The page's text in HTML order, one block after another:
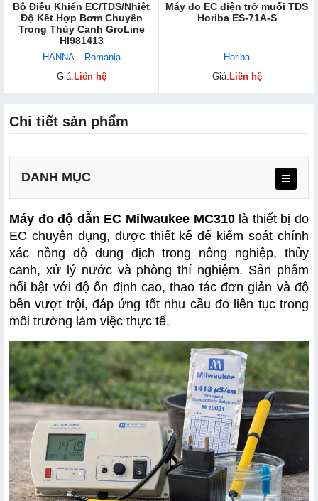
Bộ Điều Khiển EC/TDS/Nhiệt
Độ Kết Hợp Bơm Chuyên
Trong Thủy Canh GroLine
HI981413
HANNA – Romania
Giá:Liên hệ
Máy đo EC điện trở muối TDS
Horiba ES-71A-S
Horiba
Giá:Liên hệ
Chi tiết sản phẩm
DANH MỤC
Máy đo độ dẫn EC Milwaukee MC310 là thiết bị đo
EC chuyên dụng, được thiết kế để kiểm soát chính
xác nồng độ dung dịch trong nông nghiệp, thủy
canh, xử lý nước và phòng thí nghiệm. Sản phẩm
nổi bật với độ ổn định cao, thao tác đơn giản và độ
bền vượt trội, đáp ứng tốt nhu cầu đo liên tục trong
môi trường làm việc thực tế.